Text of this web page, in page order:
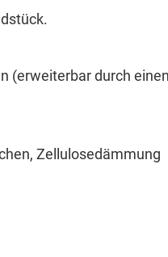
(erweiterbar durch
Zellulosedämmung